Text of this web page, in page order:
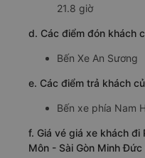
21.8 giờ
d. Các điểm đón khách
Bến Xe An Sương
e. Các điểm trả khách
Bến xe phía Nam
f. Giá vé giá xe khách đi
Môn - Sài Gòn Minh Đức